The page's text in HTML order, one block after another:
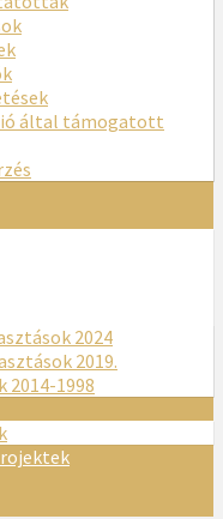
által támogatott
2024
2019.
2014-1998